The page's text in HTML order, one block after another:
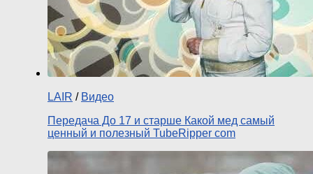
LAIR / Видео
Передача До 17 и старше Какой мед самый
ценный и полезный TubeRipper com